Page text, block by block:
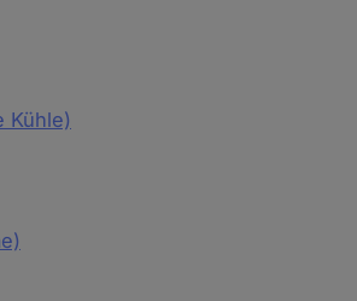
Kühle)